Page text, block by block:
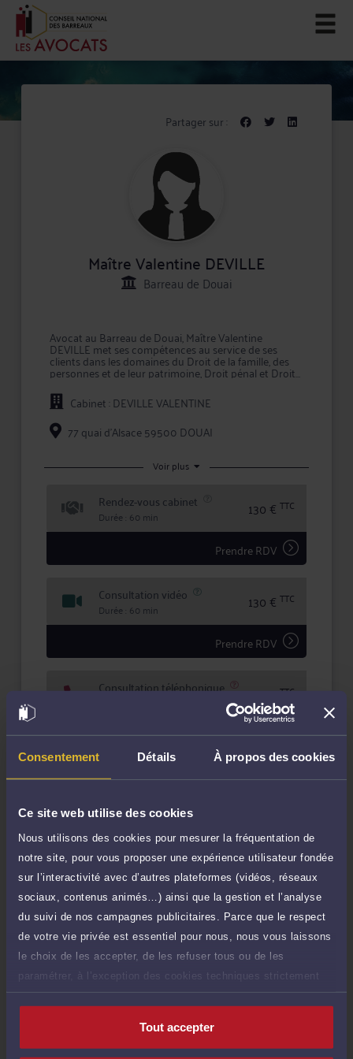
Consentement Détails À propos des cookies
Ce site web utilise des cookies
Nous utilisons des cookies pour mesurer la fréquentation de
notre site, pour vous proposer une expérience utilisateur fondée
sur l’interactivité avec d’autres plateformes (vidéos, réseaux
sociaux, contenus animés…) ainsi que la gestion et l’analyse
du suivi de nos campagnes publicitaires. Parce que le respect
de votre vie privée est essentiel pour nous, nous vous laissons
le choix de les accepter, de les refuser tous ou de les
paramétrer, à l’exception des cookies techniques strictement
nécessaires au fonctionnement du site.
Tout accepter
Partager sur :
Maître Valentine DEVILLE
Barreau de Douai
Avocat au Barreau de Douai, Maître Valentine
DEVILLE met ses compétences au service de ses
clients dans les domaines du Droit de la famille, des
personnes et de leur patrimoine, Droit pénal et Droit
du travail et social.
L'approche personnalisée mise en oeuvre par Me
DEVILLE permet d'assurer une prestation de conseil à
valeur ajoutée et une représentation en justice de
qualité devant les tribunaux.
Maître DEVILLE s'efforce de créer une relation de
mettre en oeuvre la meilleure stratégie possible, et
lors de litiges, défendre leurs intérêts avec ténacité et
efficacité.
Cabinet : DEVILLE VALENTINE
77 quai d'Alsace 59500 DOUAI
Voir plus
Rendez-vous cabinet
Durée : 60 min 130 € TTC
Prendre RDV
Consultation vidéo
Durée : 60 min 130 € TTC
Prendre RDV
Consultation téléphonique 130 €TTC
Demander un rappel
Consultation écrite
d'ajout d'une pièce jointe
180 €
Consulter par écrit
Payer des honoraires ou une facture
Vous souhaitez payer une facture ou des
honoraires à l’avocat par Carte Bancaire.
Payer
Compétences